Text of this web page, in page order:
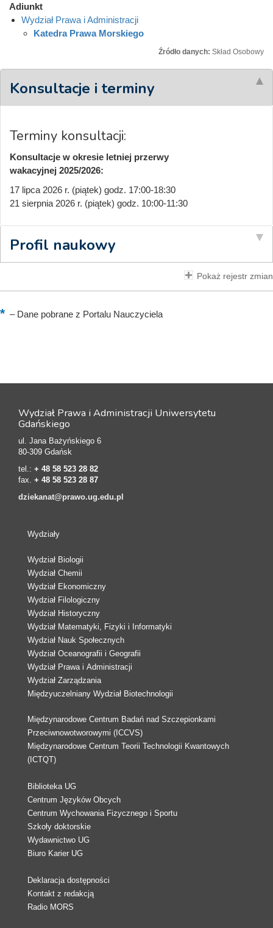
Adiunkt
Wydział Prawa i Administracji
Katedra Prawa Morskiego
Źródło danych: Skład Osobowy
Konsultacje i terminy
Terminy konsultacji:
Konsultacje w okresie letniej przerwy
wakacyjnej 2025/2026:
17 lipca 2026 r. (piątek) godz. 17:00-18:30
21 sierpnia 2026 r. (piątek) godz. 10:00-11:30
Profil naukowy
Pokaż rejestr zmian
–Dane pobrane z Portalu Nauczyciela
Wydział Prawa i Administracji Uniwersytetu
Gdańskiego
ul. Jana Bażyńskiego 6
80-309 Gdańsk
tel.: + 48 58 523 28 82
fax. + 48 58 523 28 87
dziekanat@prawo.ug.edu.pl
Wydziały
Wydział Biologii
Wydział Chemii
Wydział Ekonomiczny
Wydział Filologiczny
Wydział Historyczny
Wydział Matematyki, Fizyki i Informatyki
Wydział Nauk Społecznych
Wydział Oceanografii i Geografii
Wydział Prawa i Administracji
Wydział Zarządzania
Międzyuczelniany Wydział Biotechnologii
Międzynarodowe Centrum Badań nad Szczepionkami
Przeciwnowotworowymi (ICCVS)
Międzynarodowe Centrum Teorii Technologii Kwantowych
(ICTQT)
Biblioteka UG
Centrum Języków Obcych
Centrum Wychowania Fizycznego i Sportu
Szkoły doktorskie
Wydawnictwo UG
Biuro Karier UG
Deklaracja dostępności
Kontakt z redakcją
Radio MORS